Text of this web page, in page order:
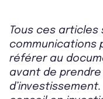
Tous ces
communications
référer au
avant de